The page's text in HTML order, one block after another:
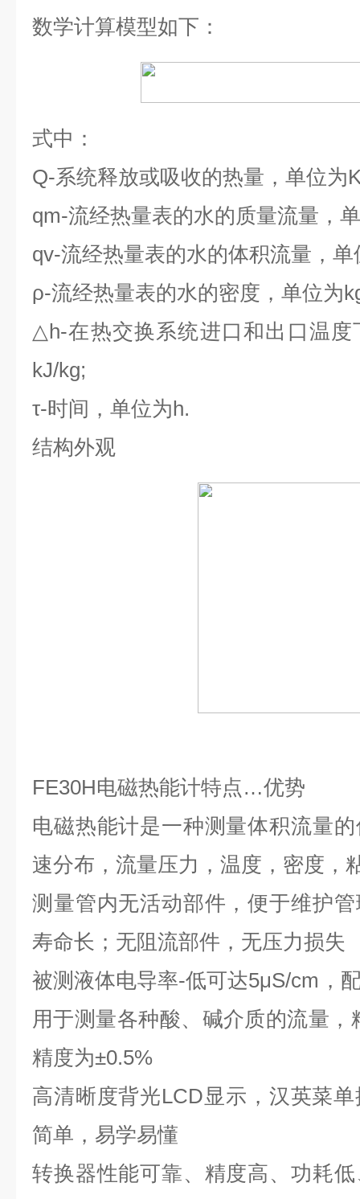
数学计算模型如下：
式中：
Q-系统释放或吸收的热量，单位为
qm-流经热量表的水的质量流量，
qv-流经热量表的水的体积流量，单
ρ-流经热量表的水的密度，单位为
△h-在热交换系统进口和出口温
kJ/kg;
τ-时间，单位为h.
结构外观
FE30H电磁热能计特点…优势
电磁热能计是一种测量体积流量
速分布，流量压力，温度，密度，
测量管内无活动部件，便于维护
寿命长；无阻流部件，无压力损失
被测液体电导率-低可达5μS/cm ，
用于测量各种酸、碱介质的流量
精度为±0.5%
高清晰度背光LCD显示，汉英菜
简单，易学易懂
转换器性能可靠、精度高、功耗